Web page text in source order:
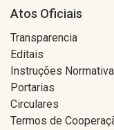
Atos Oficiais
Transparencia
Editais
Instruções
Portarias
Circulares
Termos de